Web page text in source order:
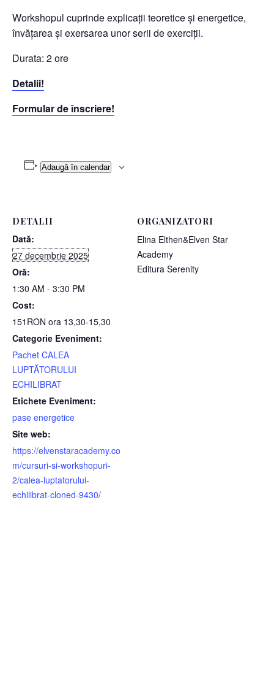
Workshopul cuprinde explicații teoretice și energetice,
învățarea și exersarea unor serii de exerciții.
Durata: 2 ore
Detalii!
Formular de înscriere!
Adaugă în calendar
DETALII
Dată:
27 decembrie 2025
Oră:
1:30 AM - 3:30 PM
Cost:
151RON ora 13,30-15,30
Categorie Eveniment:
Pachet CALEA
LUPTĂTORULUI
ECHILIBRAT
Etichete Eveniment:
pase energetice
Site web:
https://elvenstaracademy.co
m/cursuri-si-workshopuri-
2/calea-luptatorului-
echilibrat-cloned-9430/
ORGANIZATORI
Elina Elthen&Elven Star
Academy
Editura Serenity